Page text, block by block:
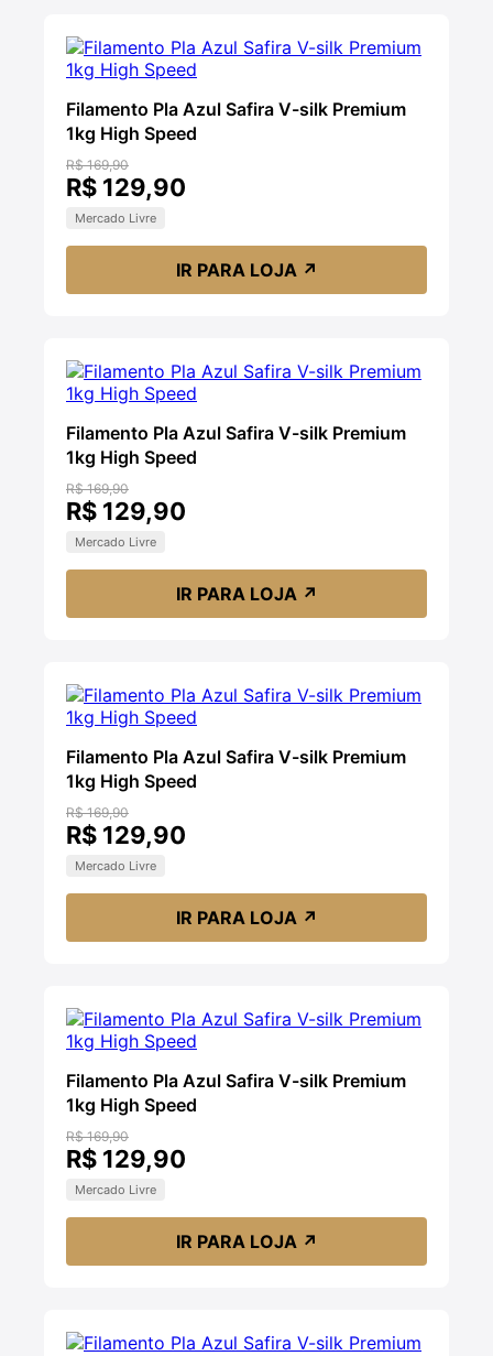
Filamento Pla Azul Safira V-silk Premium
1kg High Speed
R$ 169,90
R$ 129,90
Mercado Livre
IR PARA LOJA ↗
Filamento Pla Azul Safira V-silk Premium
1kg High Speed
R$ 169,90
R$ 129,90
Mercado Livre
IR PARA LOJA ↗
Filamento Pla Azul Safira V-silk Premium
1kg High Speed
R$ 169,90
R$ 129,90
Mercado Livre
IR PARA LOJA ↗
Filamento Pla Azul Safira V-silk Premium
1kg High Speed
R$ 169,90
R$ 129,90
Mercado Livre
IR PARA LOJA ↗